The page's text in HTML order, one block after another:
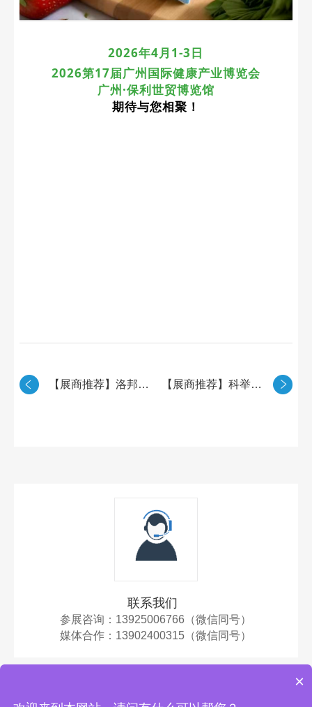
2026年4月1-3日
2026第17届广州国际健康产业博览会
广州·保利世贸博览馆
期待与您相聚！
【展商推荐】洛邦尚品：深耕氢氧20载，“氢”爱家人，“氧”护健康！ 【展商推荐】科举药业：为您的OEM/ODM 定制保驾护航！
联系我们
参展咨询：13925006766（微信同号）
媒体合作： 13902400315（微信同号）
×